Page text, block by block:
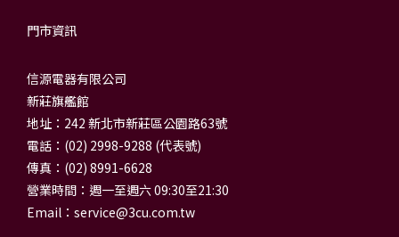
門市資訊
信源電器有限公司
新莊旗艦館
地址：242 新北市新莊區公園路63號
電話：(02) 2998-9288 (代表號)
傳真：(02) 8991-6628
營業時間：週一至週六 09:30至21:30
Email： service@3cu.com.tw